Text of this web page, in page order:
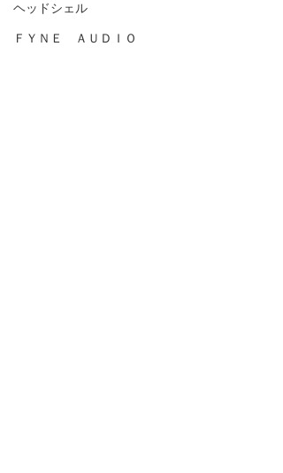
ヘッドシェル
ＦＹＮＥ ＡＵＤＩＯ